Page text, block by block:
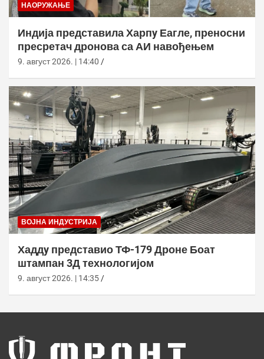
НАОРУЖАЊЕ
Индија представила Харпy Еагле, преносни
пресретач дронова са АИ навођењем
9. август 2026. | 14:40
ВОЈНА ИНДУСТРИЈА
Хаддy представио ТФ-179 Дроне Боат
штампан 3Д технологијом
9. август 2026. | 14:35